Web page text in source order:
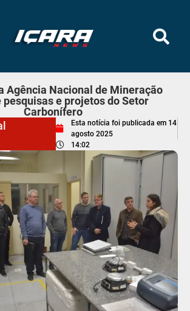
Agência Nacional de Mineração
pesquisas e projetos do Setor
Carbonífero
Esta notícia foi publicada em 14
agosto 2025
14:02